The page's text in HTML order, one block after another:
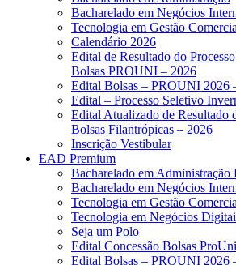
Bacharelado em Negócios
Tecnologia em Gestão
Calendário 2026
Edital de Resultado do
Bolsas PROUNI – 2026
Edital Bolsas – PROUNI 2026
Edital – Processo Seletivo
Edital Atualizado de Resultado
Bolsas Filantrópicas – 2026
Inscrição Vestibular
EAD Premium
Bacharelado em Administração
Bacharelado em Negócios
Tecnologia em Gestão
Tecnologia em Negócios
Seja um Polo
Edital Concessão Bolsas ProUni
Edital Bolsas – PROUNI 2026